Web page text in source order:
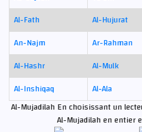
Al-Fath
Al-Hujurat
An-Najm
Ar-Rahman
Al-Hashr
Al-Mulk
Al-Inshiqaq
Al-Ala
Al-Mujadilah En choisissant un
Al-Mujadilah en entier